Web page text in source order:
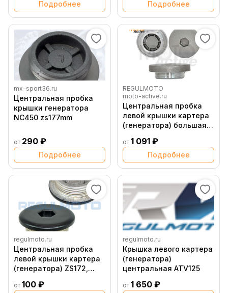
Подробнее Подробнее
mx-sport36.ru
Центральная пробка
крышки генератора
NC450 zs177mm
от 290 ₽
Подробнее
REGULMOTO
moto-active.ru
Центральная пробка
левой крышки картера
(генератора) большая
от 1 091 ₽
Подробнее
regulmoto.ru
Центральная пробка
левой крышки картера
(генератора) ZS172,
от 100 ₽
regulmoto.ru
Крышка левого картера
(генератора)
центральная ATV125
от 1 650 ₽